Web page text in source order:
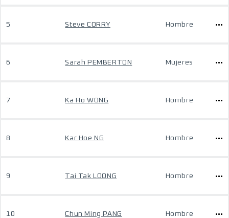
5 Steve CORRY Hombre
6 Sarah PEMBERTON Mujeres
7 Ka Ho WONG Hombre
8 Kar Hoe NG Hombre
9 Tai Tak LOONG Hombre
10 Chun Ming PANG Hombre